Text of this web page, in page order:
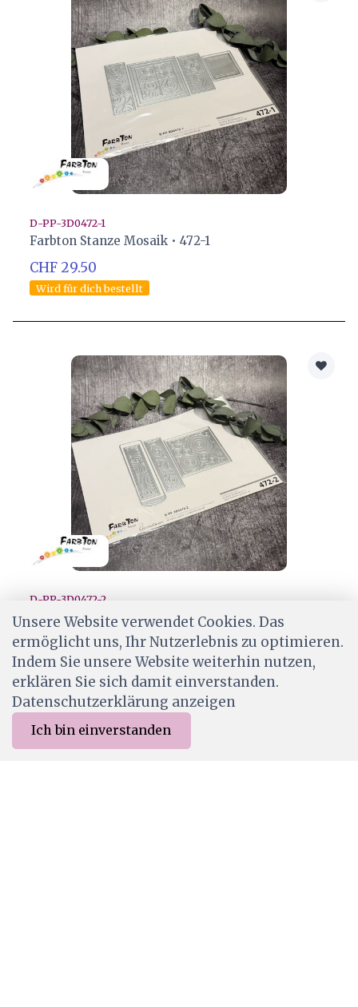
Merkliste Menu
D-PP-3D0472-1
Farbton Stanze Mosaik • 472-1
CHF 29.50
Wird für dich bestellt
D-PP-3D0472-2
Farbton Stanze Mosaik • 472-2
CHF 29.50
Wird für dich bestellt
Unsere Website verwendet Cookies. Das
ermöglicht uns, Ihr Nutzerlebnis zu optimieren.
Indem Sie unsere Website weiterhin nutzen,
erklären Sie sich damit einverstanden.
Datenschutzerklärung anzeigen
Ich bin einverstanden